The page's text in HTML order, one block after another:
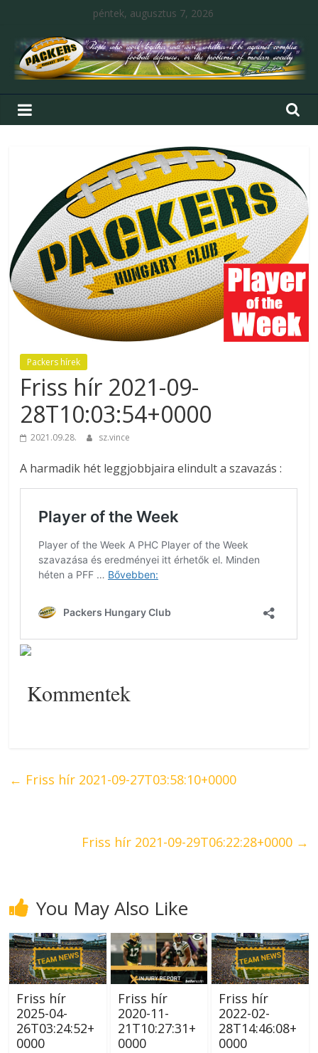
péntek, augusztus 7, 2026
Packers hírek
Friss hír 2021-09-
28T10:03:54+0000
2021.09.28. sz.vince
A harmadik hét leggjobbjaira elindult a szavazás :
Kommentek
← Friss hír 2021-09-27T03:58:10+0000
Friss hír 2021-09-29T06:22:28+0000 →
You May Also Like
Friss hír
2025-04-
26T03:24:52+
0000
Friss hír
2020-11-
21T10:27:31+
0000
Friss hír
2022-02-
28T14:46:08+
0000